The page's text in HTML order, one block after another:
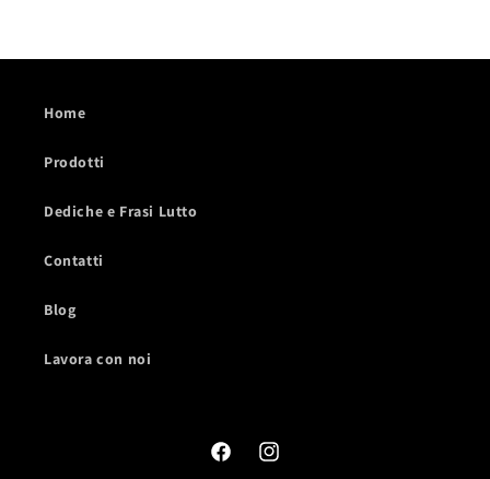
Home
Prodotti
Dediche e Frasi Lutto
Contatti
Blog
Lavora con noi
FacebookInstagram